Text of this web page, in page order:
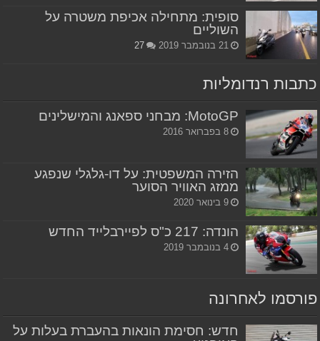
סופית: מתחילה אכיפת משטרה על
השוליים
21 בנובמבר 2019 27
כתבות רנדומליות
MotoGP: מבחני ספאנג והמישלינים
8 בפברואר 2016
הזירה המשפטית: על דו-גלגלי שנפגע
ממזג האוויר הסוער
9 בינואר 2020
הונדה: 217 כ"ס לפיירבלייד החדש
4 בנובמבר 2019
פורסמו לאחרונה
חדש: חסימת הונאות בהעברת בעלות על